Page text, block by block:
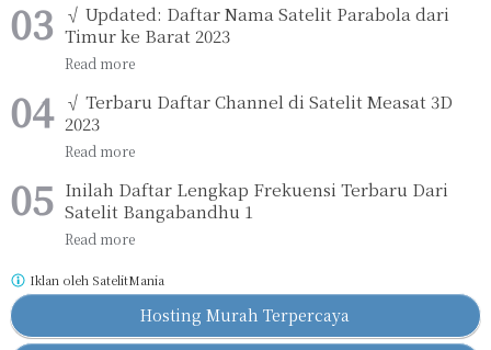
√ Updated: Daftar Nama Satelit Parabola dari
Timur ke Barat 2023
√ Terbaru Daftar Channel di Satelit Measat 3D
2023
Inilah Daftar Lengkap Frekuensi Terbaru Dari
Satelit Bangabandhu 1
Hosting Murah Terpercaya
Iklan oleh SatelitMania